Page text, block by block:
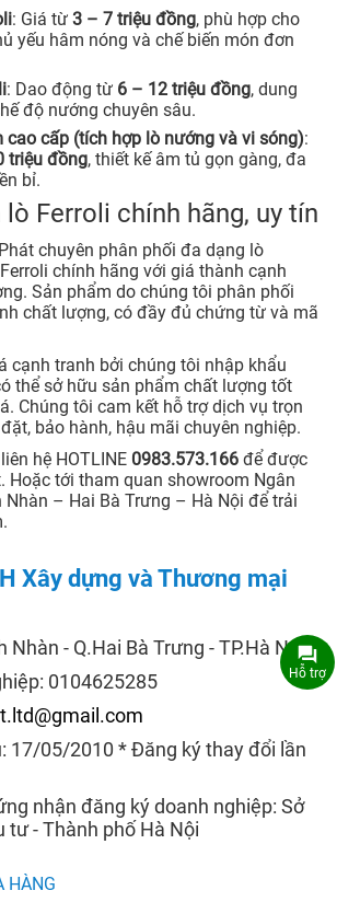
: Giá từ 3 – 7 triệu đồng, phù hợp cho
yếu hâm nóng và chế biến món đơn
: Dao động từ 6 – 12 triệu đồng, dung
độ nướng chuyên sâu.
cao cấp (tích hợp lò nướng và vi sóng):
triệu đồng, thiết kế âm tủ gọn gàng, đa
bỉ.
Ferroli chính hãng, uy tín
chuyên phân phối đa dạng lò
chính hãng với giá thành cạnh
Sản phẩm do chúng tôi phân phối
chất lượng, có đầy đủ chứng từ và mã
cạnh tranh bởi chúng tôi nhập khẩu
thể sở hữu sản phẩm chất lượng tốt
Chúng tôi cam kết hỗ trợ dịch vụ trọn
bảo hành, hậu mãi chuyên nghiệp.
hệ HOTLINE 0983.573.166 để được
Hoặc tới tham quan showroom Ngân
Nhàn – Hai Bà Trưng – Hà Nội để trải
Xây dựng và Thương mại
Nhàn - Q.Hai Bà Trưng - TP.Hà Nội
0104625285
17/05/2010 * Đăng ký thay đổi lần
nhận đăng ký doanh nghiệp: Sở
tư - Thành phố Hà Nội
HÀNG
Hỗ trợ